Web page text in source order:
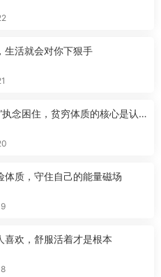
生活就会对你下狠手
执念困住，贫穷体质的核心是认
体质，守住自己的能量磁场
喜欢，舒服活着才是根本